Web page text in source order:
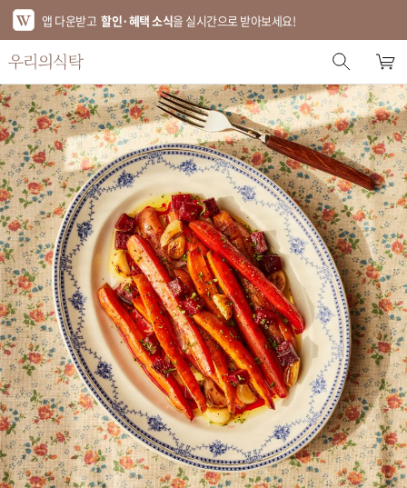
앱 다운받고 할인·혜택 소식을 실시간으로 받아보세요!
스토어 홈
에디터 추천
한정특가
베스트
신상품
기획전
브랜드
푸드
키친
리빙
가전